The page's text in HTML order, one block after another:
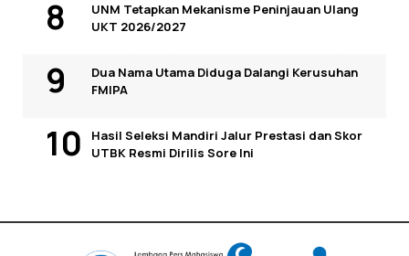
UNM Tetapkan Mekanisme Peninjauan Ulang
UKT 2026/2027
Dua Nama Utama Diduga Dalangi Kerusuhan
FMIPA
Hasil Seleksi Mandiri Jalur Prestasi dan Skor
UTBK Resmi Dirilis Sore Ini